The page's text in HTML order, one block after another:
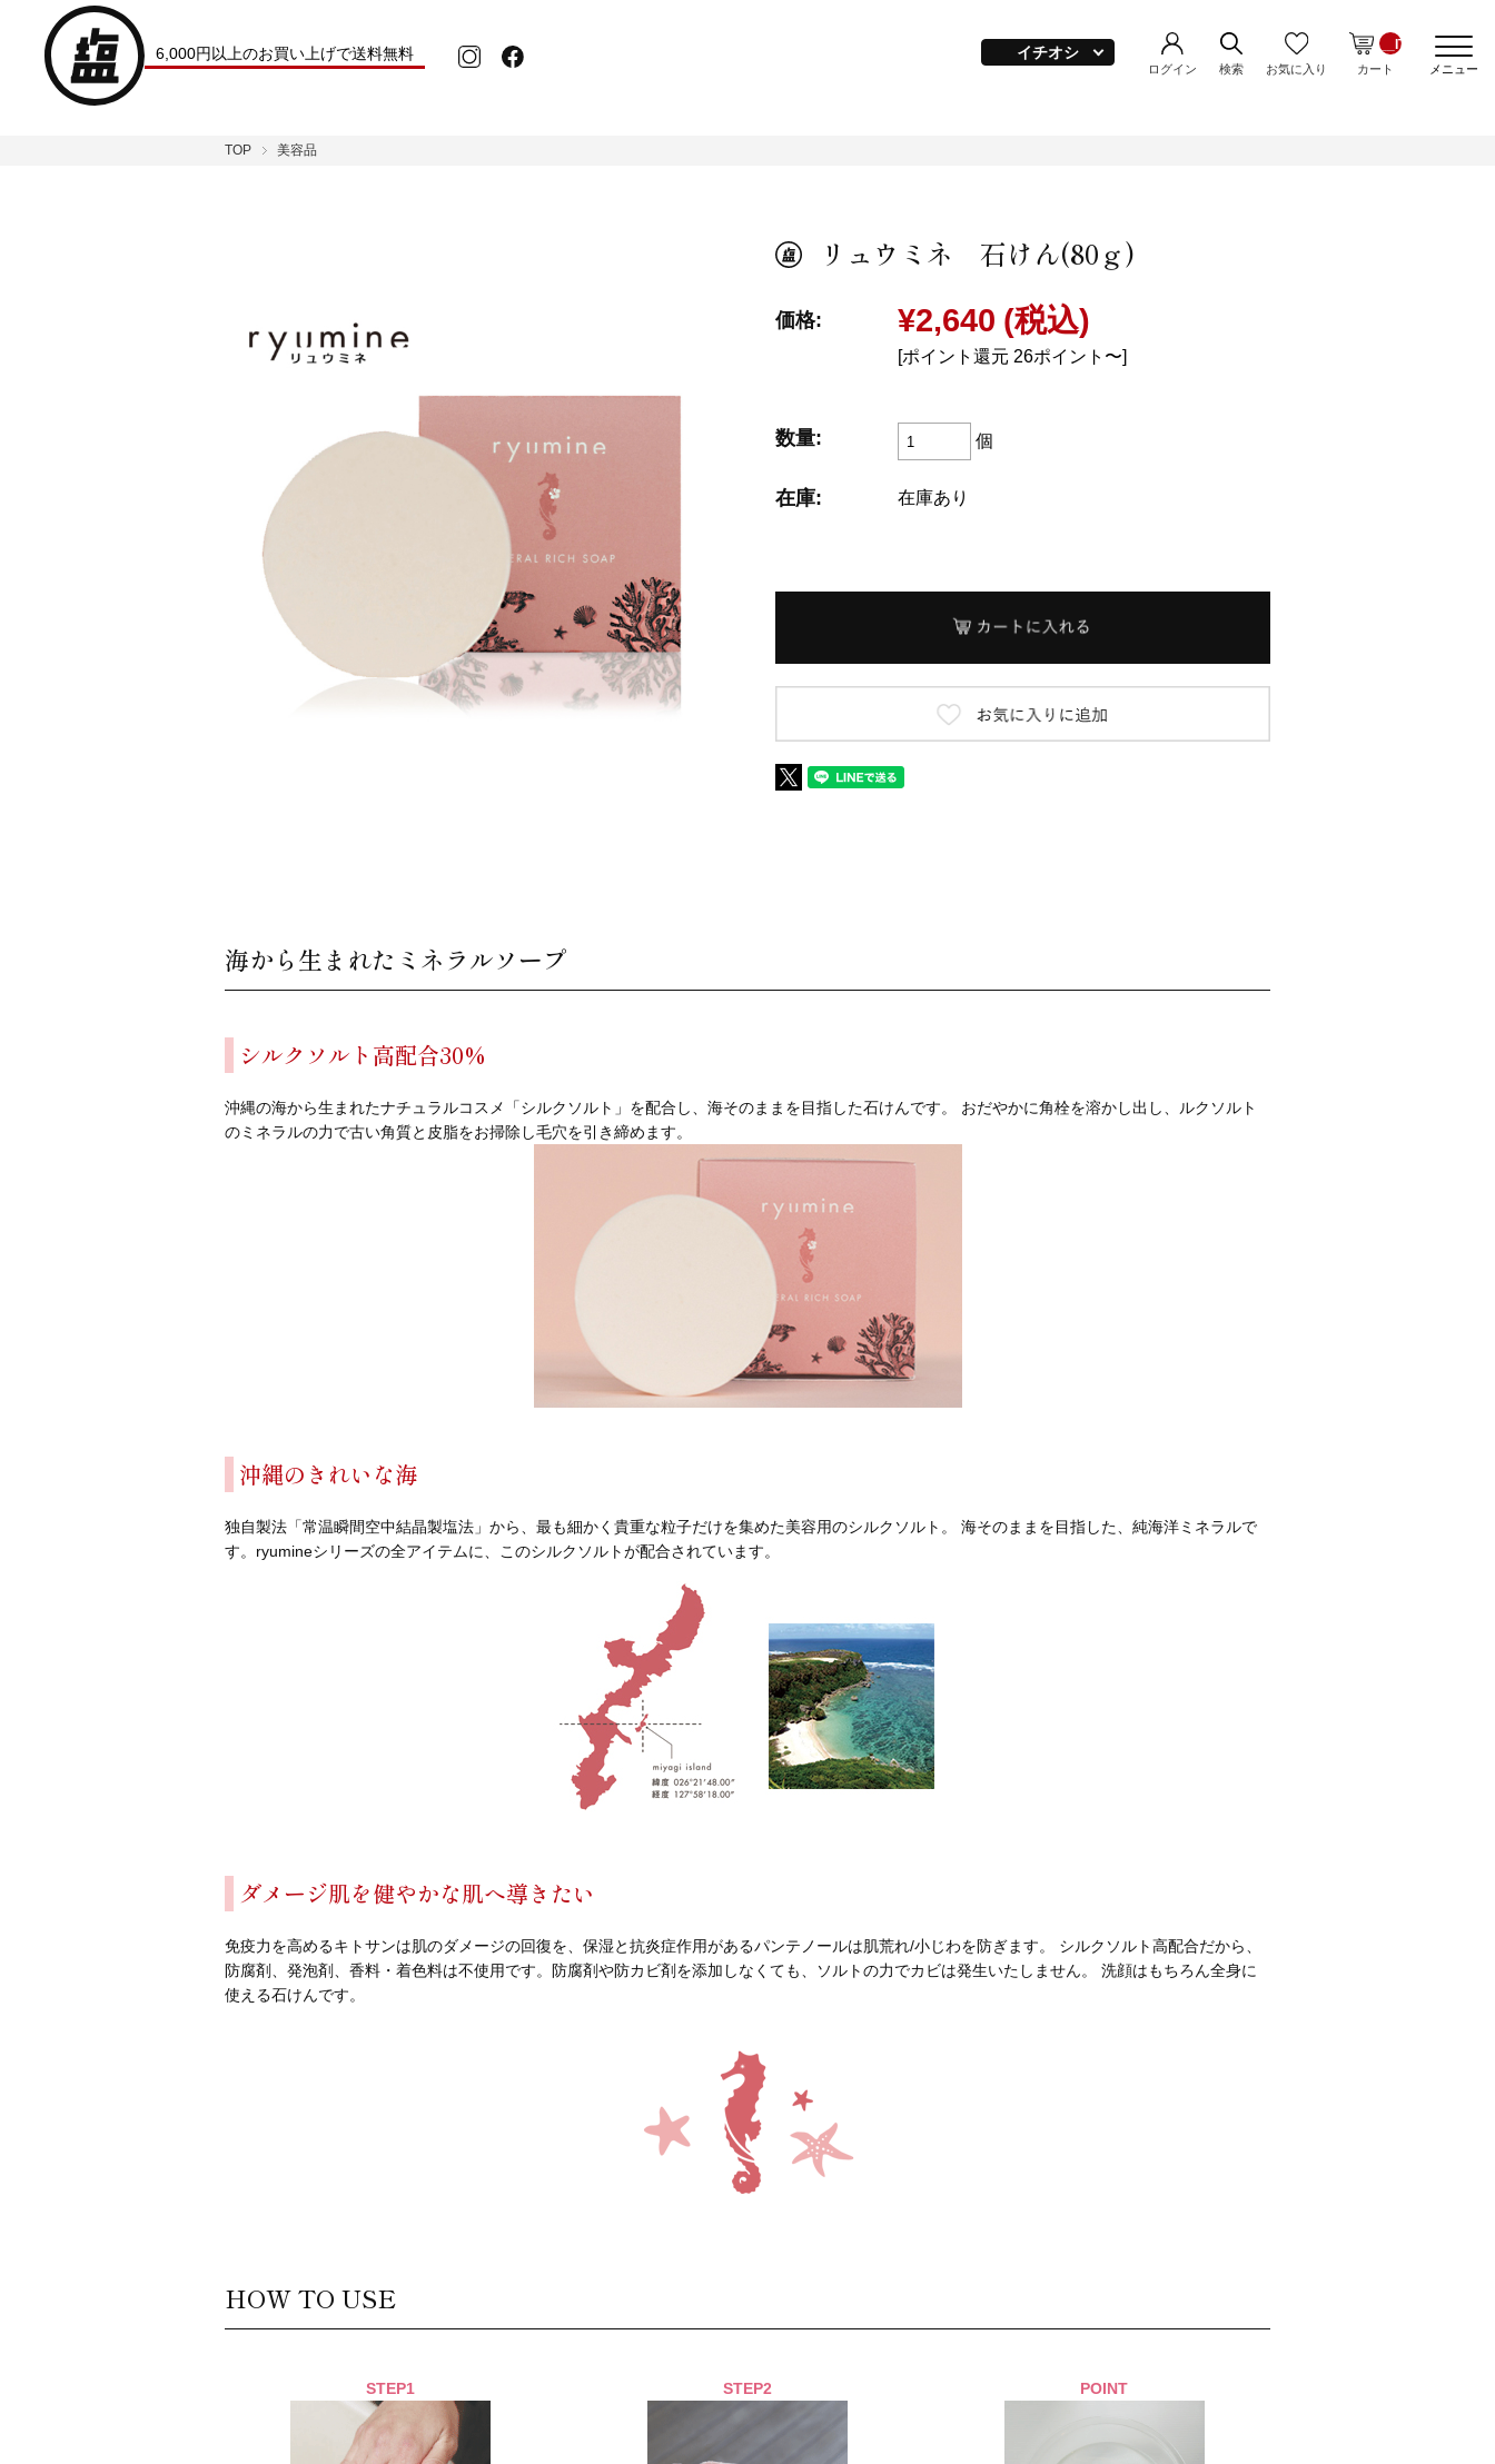
6,000円以上のお買い上げで送料無料 イチオシ
ログイン 検索 お気に入り
__ITM_CNT__
カート メニュー
TOP 美容品
リュウミネ 石けん(80ｇ)
価格: ¥2,640 (税込)
[ポイント還元 26ポイント〜]
数量: 個
在庫: 在庫あり
海から生まれたミネラルソープ
シルクソルト高配合30%
沖縄の海から生まれたナチュラルコスメ「シルクソルト」を配合し、海そのままを目指した石けんです。 おだやかに角栓を溶かし出し、ルクソルト
のミネラルの力で古い角質と皮脂をお掃除し毛穴を引き締めます。
沖縄のきれいな海
独自製法「常温瞬間空中結晶製塩法」から、最も細かく貴重な粒子だけを集めた美容用のシルクソルト。 海そのままを目指した、純海洋ミネラルで
す。ryumineシリーズの全アイテムに、このシルクソルトが配合されています。
ダメージ肌を健やかな肌へ導きたい
免疫力を高めるキトサンは肌のダメージの回復を、保湿と抗炎症作用があるパンテノールは肌荒れ/小じわを防ぎます。 シルクソルト高配合だから、
防腐剤、発泡剤、香料・着色料は不使用です。防腐剤や防カビ剤を添加しなくても、ソルトの力でカビは発生いたしません。 洗顔はもちろん全身に
使える石けんです。
HOW TO USE
STEP1 STEP2 POINT